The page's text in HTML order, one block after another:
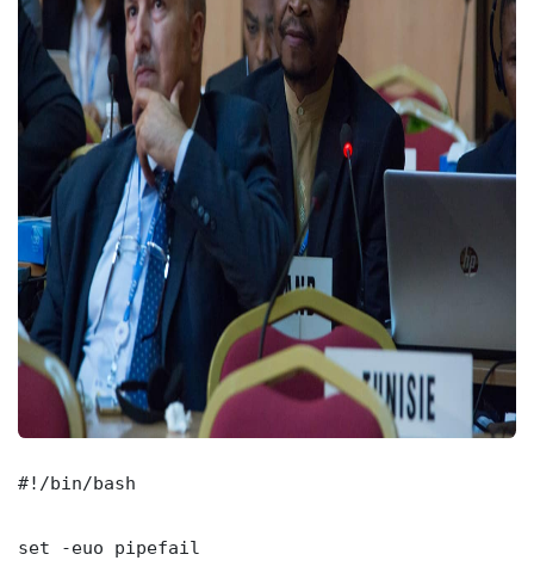
#!/bin/bash
set -euo pipefail